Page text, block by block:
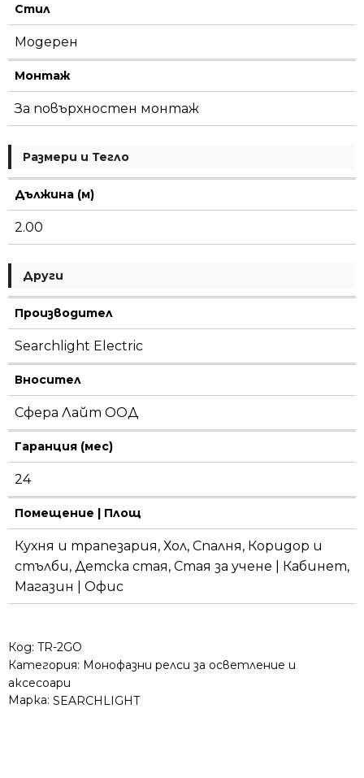
Стил
Модерен
Монтаж
За повърхностен монтаж
Размери и Тегло
Дължина (м)
2.00
Други
Производител
Searchlight Electric
Вносител
Сфера Лайт ООД
Гаранция (мес)
24
Помещение | Площ
Кухня и трапезария, Хол, Спалня, Коридор и
стълби, Детска стая, Стая за учене | Кабинет,
Магазин | Офис
Код: TR-2GO
Категория: Монофазни релси за осветление и
аксесоари
Марка: SEARCHLIGHT